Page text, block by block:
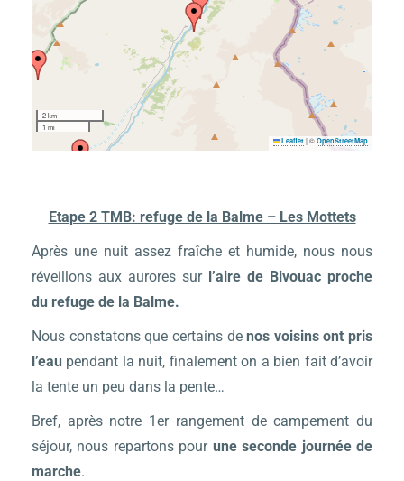
2 km
1 mi
Leaflet |© OpenStreetMap
Etape 2 TMB: refuge de la Balme – Les Mottets
Après une nuit assez fraîche et humide, nous nous
réveillons aux aurores sur l’aire de Bivouac proche
du refuge de la Balme.
Nous constatons que certains denos voisins ont pris
l’eau pendant la nuit, finalement on a bien fait d’avoir
la tente un peu dans la pente…
Bref, après notre 1er rangement de campement du
séjour, nous repartons pour une seconde journée de
marche.